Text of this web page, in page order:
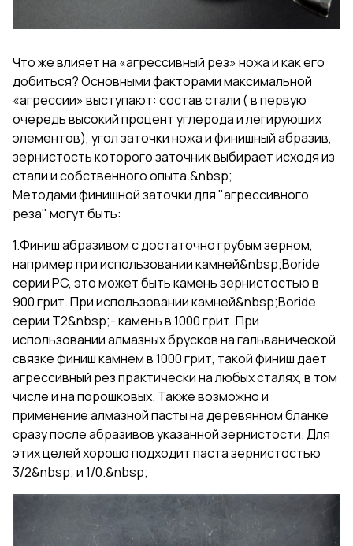
Что же влияет на «агрессивный рез» ножа и как его
добиться? Основными факторами максимальной
«агрессии» выступают: состав стали ( в первую
очередь высокий процент углерода и легирующих
элементов), угол заточки ножа и финишный абразив,
зернистость которого заточник выбирает исходя из
стали и собственного опыта.&nbsp;
Методами финишной заточки для "агрессивного
реза" могут быть:
1.Финиш абразивом с достаточно грубым зерном,
например при использовании камней&nbsp;Boride
серии PC, это может быть камень зернистостью в
900 грит. При использовании камней&nbsp;Boride
серии Т2&nbsp;- камень в 1000 грит. При
использовании алмазных брусков на гальванической
связке финиш камнем в 1000 грит, такой финиш дает
агрессивный рез практически на любых сталях, в том
числе и на порошковых. Также возможно и
применение алмазной пасты на деревянном бланке
сразу после абразивов указанной зернистости. Для
этих целей хорошо подходит паста зернистостью
3/2&nbsp; и 1/0.&nbsp;